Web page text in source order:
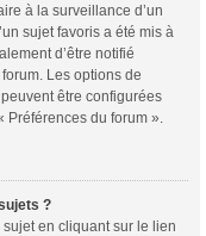
à la surveillance d’un
sujet favoris a été mis à
d’être notifié
Les options de
être configurées
Préférences du forum ».
?
en cliquant sur le lien